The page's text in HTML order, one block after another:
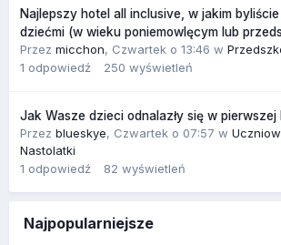
Najlepszy hotel all inclusive, w jakim byliście
dziećmi (w wieku poniemowlęcym lub
Przez micchon, Czwartek o 13:46 w
1 odpowiedź 250 wyświetleń
Jak Wasze dzieci odnalazły się w pierwszej
Przez blueskye, Czwartek o 07:57 w
Nastolatki
1 odpowiedź 82 wyświetleń
Najpopularniejsze